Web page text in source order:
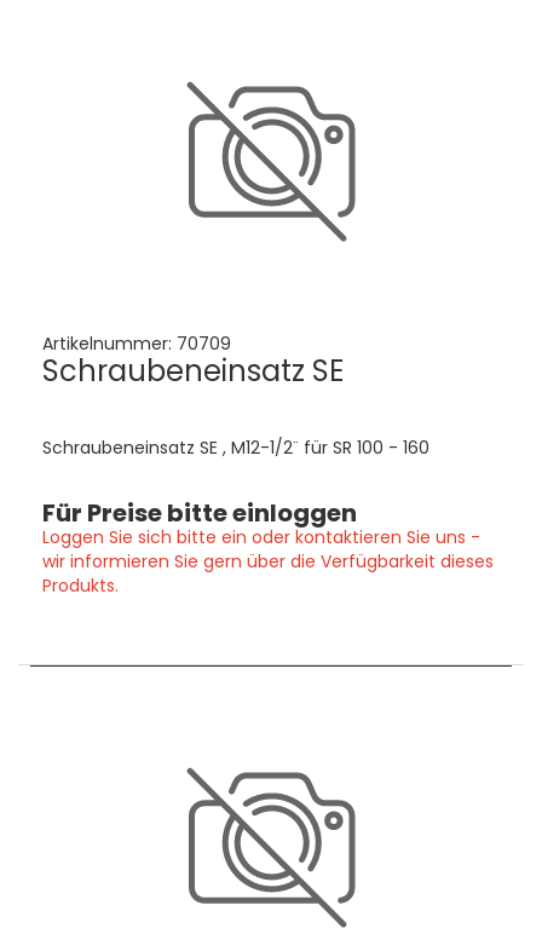
Artikelnummer: 70709
Schraubeneinsatz SE
Schraubeneinsatz SE , M12-1/2¨ für SR 100 - 160
Für Preise bitte einloggen
Loggen Sie sich bitte ein oder kontaktieren Sie uns -
wir informieren Sie gern über die Verfügbarkeit dieses
Produkts.